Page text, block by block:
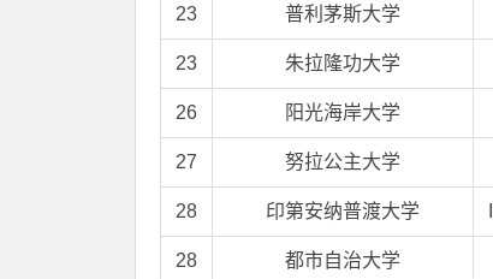
23 普利茅斯大学
23 朱拉隆功大学
26 阳光海岸大学
27 努拉公主大学
28 印第安纳普渡大学
28 都市自治大学